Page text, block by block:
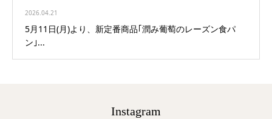
2026.04.21
5月11日(月)より、新定番商品｢潤み葡萄のレーズン食パ
ン｣...
Instagram